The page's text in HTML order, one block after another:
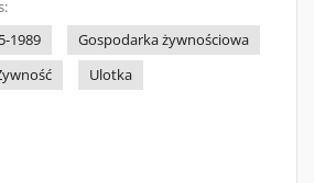
1989
Gospodarka żywnościowa
Ulotka